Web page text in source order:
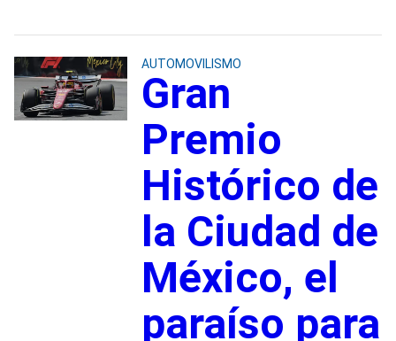
AUTOMOVILISMO
Gran
Premio
Histórico de
la Ciudad de
México, el
paraíso para